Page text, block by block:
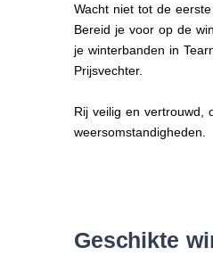
Wacht niet tot de
Bereid je voor op de
je winterbanden in
Prijsvechter.
Rij veilig en vertrouwd,
weersomstandigheden.
Geschikte